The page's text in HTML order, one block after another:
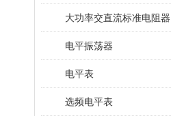
大功率交直流标准电阻器
电平振荡器
电平表
选频电平表